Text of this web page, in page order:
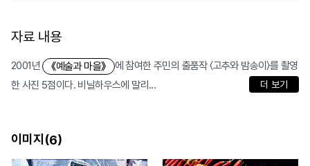
자료 내용
2001년 《예술과 마을》
에 참여한 주민의 출품작 〈고추와 밤송이〉를 촬영
한 사진 5점이다. 비닐하우스에 말리...
더 보기
이미지(6)